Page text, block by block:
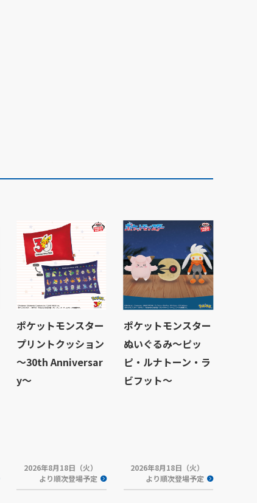
ポケットモンスター
プリントクッション
～30th Anniversar
y～
2026年8月18日（火）
より順次登場予定
ポケットモンスター
ぬいぐるみ～ピッ
ピ・ルナトーン・ラ
ビフット～
2026年8月18日（火）
より順次登場予定